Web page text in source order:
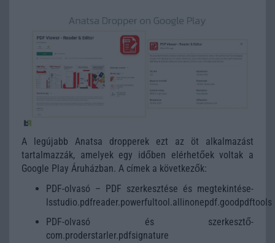
A legújabb Anatsa dropperek ezt az öt alkalmazást
tartalmazzák, amelyek egy időben elérhetőek voltak a
Google Play Áruházban. A címek a következők:
PDF-olvasó – PDF szerkesztése és megtekintése-
lsstudio.pdfreader.powerfultool.allinonepdf.goodpdftools
PDF-olvasó és szerkesztő-
com.proderstarler.pdfsignature